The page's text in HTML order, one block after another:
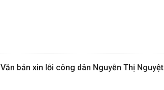
Văn bản xin lỗi công dân Nguyễn Thị Nguyệt